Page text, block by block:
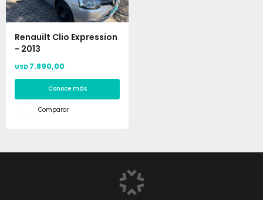
Renauilt Clio Expression
- 2013
USD 7.890,00
Conoce más
Comparar